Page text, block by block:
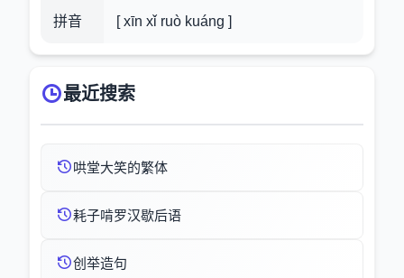
拼音 [ xīn xǐ ruò kuáng ]
最近搜索
哄堂大笑的繁体
耗子啃罗汉歇后语
创举造句